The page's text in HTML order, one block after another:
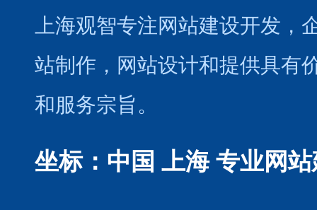
上海观智专注网站建设开发 ，
站制作 ， 网站设计和提供具有
和服务宗旨。
坐标：中国 上海 专业网